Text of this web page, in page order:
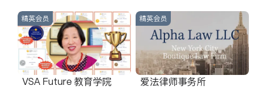
商铺租售
精英会员
VSA Future 教育学院
精英会员
爱法律师事务所